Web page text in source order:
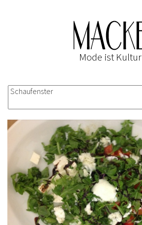
Mode ist Kultur